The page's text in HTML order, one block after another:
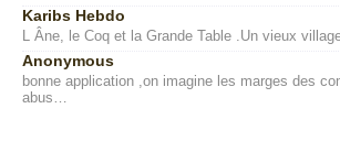
Karibs Hebdo
L Âne, le Coq et la Grande Table .Un vieux
Anonymous
bonne application ,on imagine les marges des
abus…